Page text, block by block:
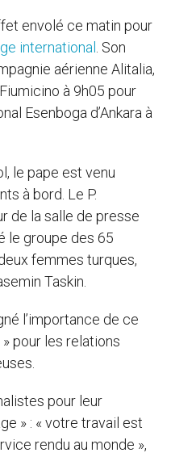
envolé ce matin pour
international
. Son
aérienne Alitalia,
à 9h05 pour
Esenboga d’Ankara à
le pape est venu
à bord. Le P.
de la salle de presse
le groupe des 65
femmes turques,
Taskin.
l’importance de ce
pour les relations
pour leur
» : « votre travail est
rendu au monde »,